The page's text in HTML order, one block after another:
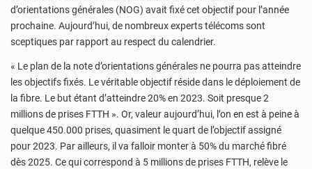
d’orientations générales (NOG) avait fixé cet objectif pour l’année
prochaine. Aujourd’hui, de nombreux experts télécoms sont
sceptiques par rapport au respect du calendrier.
« Le plan de la note d’orientations générales ne pourra pas atteindre
les objectifs fixés. Le véritable objectif réside dans le déploiement de
la fibre. Le but étant d’atteindre 20% en 2023. Soit presque 2
millions de prises FTTH ». Or, valeur aujourd’hui, l’on en est à peine à
quelque 450.000 prises, quasiment le quart de l’objectif assigné
pour 2023. Par ailleurs, il va falloir monter à 50% du marché fibré
dès 2025. Ce qui correspond à 5 millions de prises FTTH, relève le